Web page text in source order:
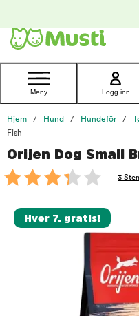
Kontakt
kundeservice
Meny Logg inn
Hjem Hund Hundefôr
Fish
Orijen Dog Small
3
Hver 7. gratis!
foo